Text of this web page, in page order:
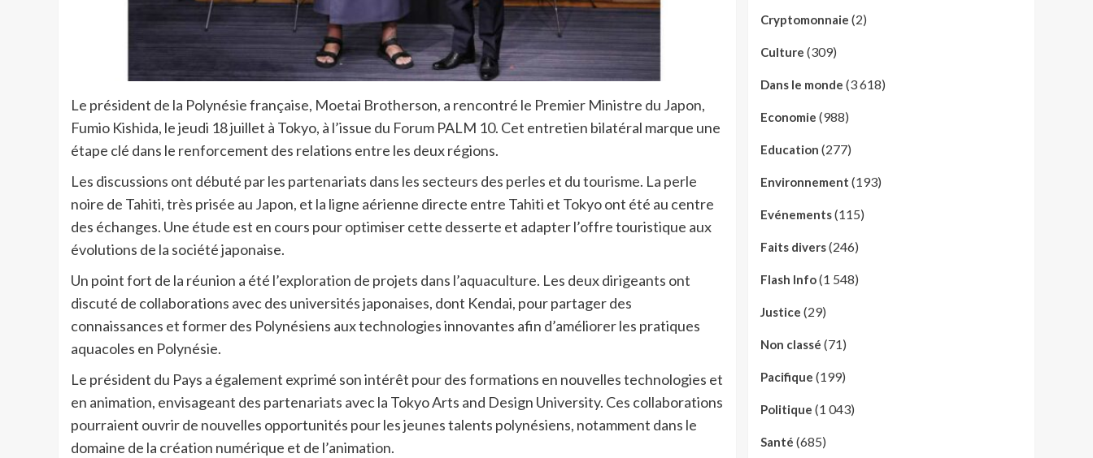
Le président de la Polynésie française, Moetai Brotherson, a rencontré le Premier Ministre du Japon,
Fumio Kishida, le jeudi 18 juillet à Tokyo, à l’issue du Forum PALM 10. Cet entretien bilatéral marque une
étape clé dans le renforcement des relations entre les deux régions.
Les discussions ont débuté par les partenariats dans les secteurs des perles et du tourisme. La perle
noire de Tahiti, très prisée au Japon, et la ligne aérienne directe entre Tahiti et Tokyo ont été au centre
des échanges. Une étude est en cours pour optimiser cette desserte et adapter l’offre touristique aux
évolutions de la société japonaise.
Un point fort de la réunion a été l’exploration de projets dans l’aquaculture. Les deux dirigeants ont
discuté de collaborations avec des universités japonaises, dont Kendai, pour partager des
connaissances et former des Polynésiens aux technologies innovantes afin d’améliorer les pratiques
aquacoles en Polynésie.
Le président du Pays a également exprimé son intérêt pour des formations en nouvelles technologies et
en animation, envisageant des partenariats avec la Tokyo Arts and Design University. Ces collaborations
pourraient ouvrir de nouvelles opportunités pour les jeunes talents polynésiens, notamment dans le
domaine de la création numérique et de l’animation.
Cryptomonnaie (2)
Culture (309)
Dans le monde (3 618)
Economie (988)
Education (277)
Environnement (193)
Evénements(115)
Faits divers(246)
Flash Info(1 548)
Justice (29)
Non classé (71)
Pacifique (199)
Politique (1 043)
Santé (685)